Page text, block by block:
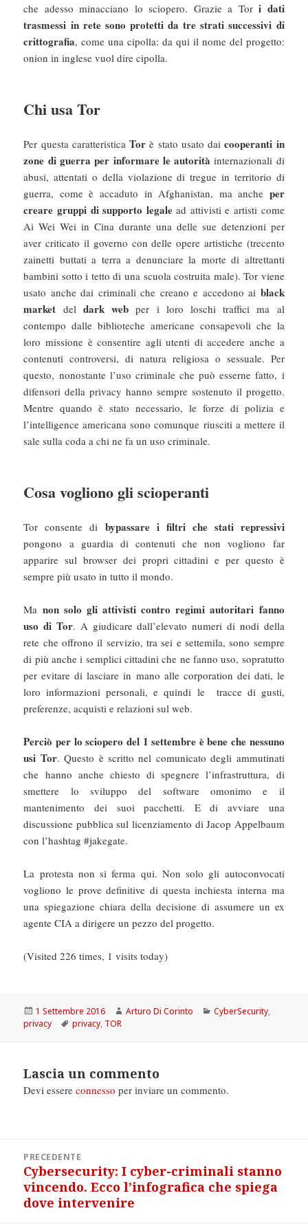
che adesso minacciano lo sciopero. Grazie a Tori dati
trasmessi in rete sono protetti da tre strati successivi di
crittografia, come una cipolla: da qui il nome del progetto:
onion in inglese vuol dire cipolla.
Chi usa Tor
Per questa caratteristicaTor è stato usato daicooperanti in
zone di guerra per informare le autorità internazionali di
abusi, attentati o della violazione di tregue in territorio di
guerra, come è accaduto in Afghanistan, ma anche per
creare gruppi di supporto legalead attivisti e artisti come
Ai Wei Wei in Cina durante una delle sue detenzioni per
aver criticato il governo con delle opere artistiche (trecento
zainetti buttati a terra a denunciare la morte di altrettanti
bambini sotto i tetto di una scuola costruita male). Tor viene
usato anche dai criminali che creano e accedono ai black
market del dark web per i loro loschi traffici ma al
contempo dalle biblioteche americane consapevoli che la
loro missione è consentire agli utenti di accedere anche a
contenuti controversi, di natura religiosa o sessuale. Per
questo, nonostante l’uso criminale che può esserne fatto, i
difensori della privacy hanno sempre sostenuto il progetto.
Mentre quando è stato necessario, le forze di polizia e
l’intelligence americana sono comunque riusciti a mettere il
sale sulla coda a chi ne fa un uso criminale.
Cosa vogliono gli scioperanti
Tor consente di bypassare i filtri che stati repressivi
pongono a guardia di contenuti che non vogliono far
apparire sul browser dei propri cittadini e per questo è
sempre più usato in tutto il mondo.
Ma non solo gli attivisti contro regimi autoritari fanno
uso di Tor. A giudicare dall’elevato numeri di nodi della
rete che offrono il servizio, tra sei e settemila, sono sempre
di più anche i semplici cittadini che ne fanno uso, sopratutto
per evitare di lasciare in mano alle corporation dei dati, le
loro informazioni personali, e quindi le tracce di gusti,
preferenze, acquisti e relazioni sul web.
Perciò per lo sciopero del 1 settembre è bene che nessuno
usi Tor. Questo è scritto nel comunicato degli ammutinati
che hanno anche chiesto di spegnere l’infrastruttura, di
smettere lo sviluppo del software omonimo e il
mantenimento dei suoi pacchetti. E di avviare una
discussione pubblica sul licenziamento di Jacop Appelbaum
con l’hashtag #jakegate.
La protesta non si ferma qui. Non solo gli autoconvocati
vogliono le prove definitive di questa inchiesta interna ma
una spiegazione chiara della decisione di assumere un ex
agente CIA a dirigere un pezzo del progetto.
(Visited 226 times, 1 visits today)
Scritto
il
1 Settembre 2016 Autore
Arturo Di Corinto Categorie
CyberSecurity,
privacy
Tag
privacy, TOR
Lascia un commento
Devi essereconnesso per inviare un commento.
articoliPRECEDENTE
Articolo
precedente:
Cybersecurity: I cyber-criminali stanno
vincendo. Ecco l’infografica che spiega
dove intervenire